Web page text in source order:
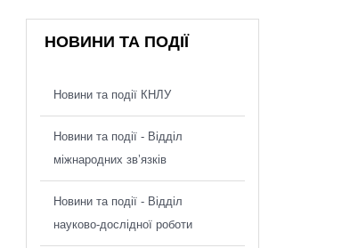
НОВИНИ ТА ПОДІЇ
Новини та події КНЛУ
Новини та події - Відділ
міжнародних зв’язків
Новини та події - Відділ
науково-дослідної роботи